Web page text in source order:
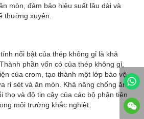
mòn, đảm bảo hiệu suất lâu dài và
thường xuyên.
nổi bật của thép không gỉ là khả
phần vốn có của thép không gỉ,
của crom, tạo thành một lớp bảo vệ
rỉ sét và ăn mòn. Khả năng chống ăn
thọ và độ tin cậy của các bộ phận tiện
môi trường khắc nghiệt.